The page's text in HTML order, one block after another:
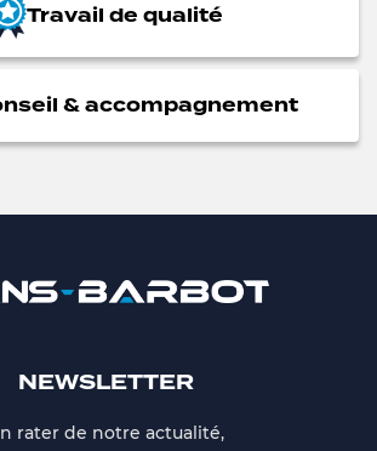
Travail de qualité
& accompagnement
NEWSLETTER
rater de notre actualité,